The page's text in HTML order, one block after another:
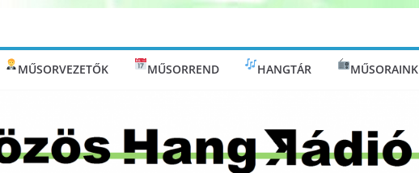
MŰSORVEZETŐK MŰSORREND HANGTÁR MŰSORAINK